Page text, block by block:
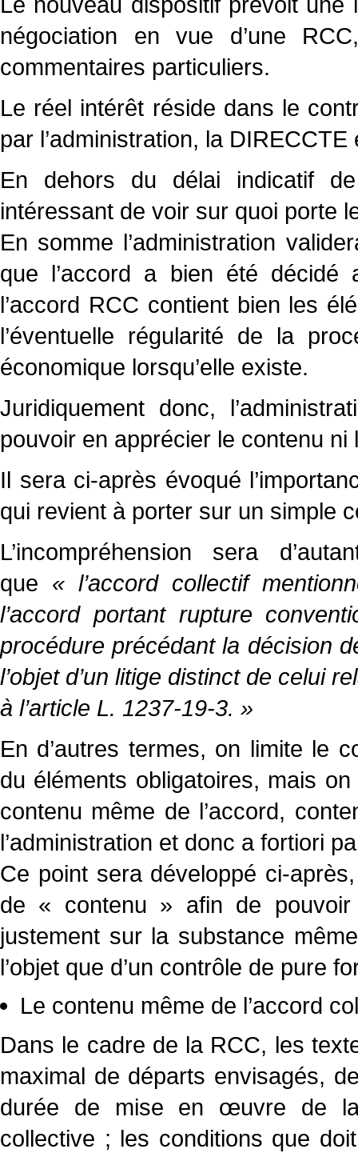
négociation en vue d’une
commentaires particuliers.
Le réel intérêt réside dans le
par l’administration, la DIRECCTE
En dehors du délai indicatif
intéressant de voir sur quoi porte
En somme l’administration
que l’accord a bien été décidé
l’accord RCC contient bien les
l’éventuelle régularité de la
économique lorsqu’elle existe.
Juridiquement donc,
pouvoir en apprécier le contenu
Il sera ci-après évoqué
qui revient à porter sur un simple
L’incompréhension sera
que « l’accord collectif
l’accord portant rupture
procédure précédant la décision
l’objet d’un litige distinct de celui
à l’article L. 1237-19-3. »
En d’autres termes, on limite le
du éléments obligatoires, mais
contenu même de l’accord,
l’administration et donc a fortiori
Ce point sera développé ci-
de « contenu » afin de pouvoir
justement sur la substance
l’objet que d’un contrôle de pure
Le contenu même de l’accord
Dans le cadre de la RCC, les
maximal de départs envisagés,
durée de mise en œuvre de la
collective ; les conditions que